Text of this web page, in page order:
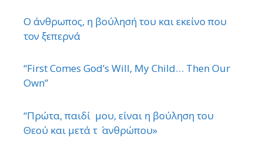
Ο άνθρωπος, η βούλησή του και εκείνο που
τον ξεπερνά
“First Comes God’s Will, My Child… Then Our
Own”
“Πρώτα, παιδί μου, είναι η βούληση του
Θεού και μετά τ ΄ ανθρώπου»